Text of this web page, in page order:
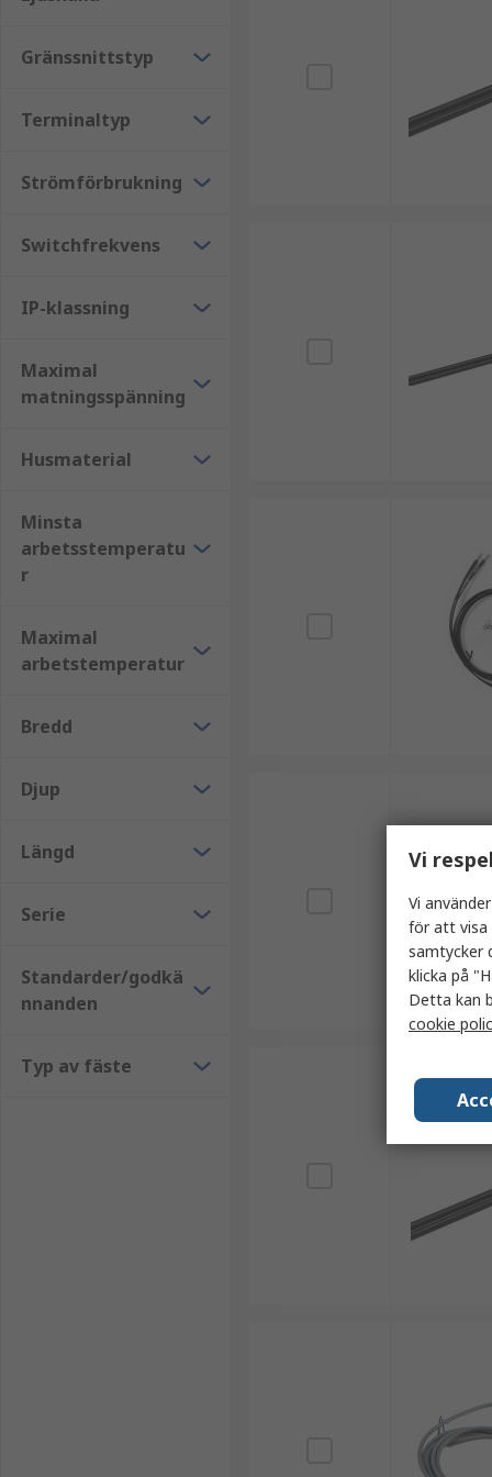
Gränssnittstyp
Terminaltyp
Strömförbrukning
Switchfrekvens
IP-klassning
Maximal
matningsspänning
Husmaterial
Minsta
arbetsstemperatu
r
Maximal
arbetstemperatur
Bredd
Djup
Längd
Serie
Standarder/godkä
nnanden
Typ av fäste
Vi
Vi
för att visa
samtycker
klicka på
Detta kan
cookie